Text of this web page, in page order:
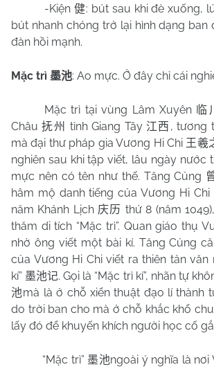
-Kiện 健: bút sau khi đè xuống,
bút nhanh chóng trở lại hình dạng ban
đàn hồi mạnh.
Mặc trì 墨池: Ao mực. Ở đây chỉ cái
Mặc trì tại vùng Lâm Xuyên 临
Châu抚州 tỉnh Giang Tây 江西 , tương
mà đại thư pháp gia Vương Hi Chi 王羲
nghiên sau khi tập viết, lâu ngày nước
mực nên có tên như thế. Tăng Củng
hâm mộ danh tiếng của Vương Hi
năm Khánh Lịch 庆历 thứ 8 (năm
thăm di tích “Mặc trì”. Quan giáo thụ
nhờ ông viết một bài kí. Tăng Củng
của Vương Hi Chi viết ra thiên tản văn
kí” 墨池记. Gọi là “Mặc trì kí”, nhãn tự
池mà là ở chỗ xiển thuật đạo lí thành
do trời ban cho mà ở chỗ khắc khổ
lấy đó để khuyến khích người học cố
“Mặc trì” 墨池ngoài ý nghĩa là nơi